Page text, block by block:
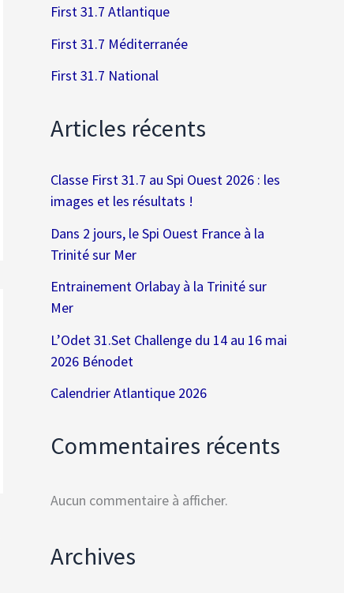
First 31.7 Atlantique
First 31.7 Méditerranée
First 31.7 National
Articles récents
Classe First 31.7 au Spi Ouest 2026 : les
images et les résultats !
Dans 2 jours, le Spi Ouest France à la
Trinité sur Mer
Entrainement Orlabay à la Trinité sur
Mer
L’Odet 31.Set Challenge du 14 au 16 mai
2026 Bénodet
Calendrier Atlantique 2026
Commentaires récents
Aucun commentaire à afficher.
Archives